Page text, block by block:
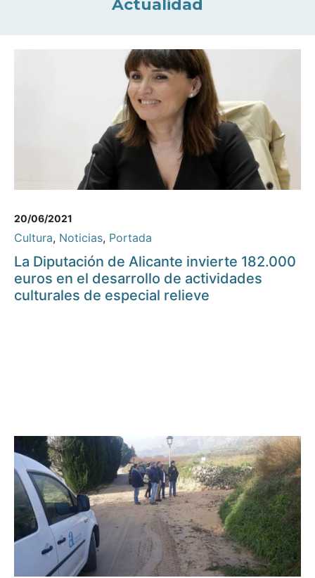
Actualidad
20/06/2021
Cultura, Noticias, Portada
La Diputación de Alicante invierte 182.000
euros en el desarrollo de actividades
culturales de especial relieve